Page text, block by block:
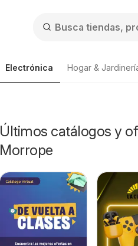
Electrónica Hogar &
Últimos catálogos y
Morrope